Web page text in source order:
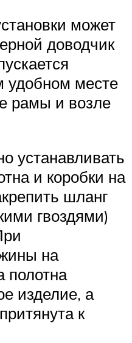
может
доводчик
удобном месте
рамы и возле
устанавливать
и коробки на
шланг
гвоздями)
на
полотна
изделие, а
к